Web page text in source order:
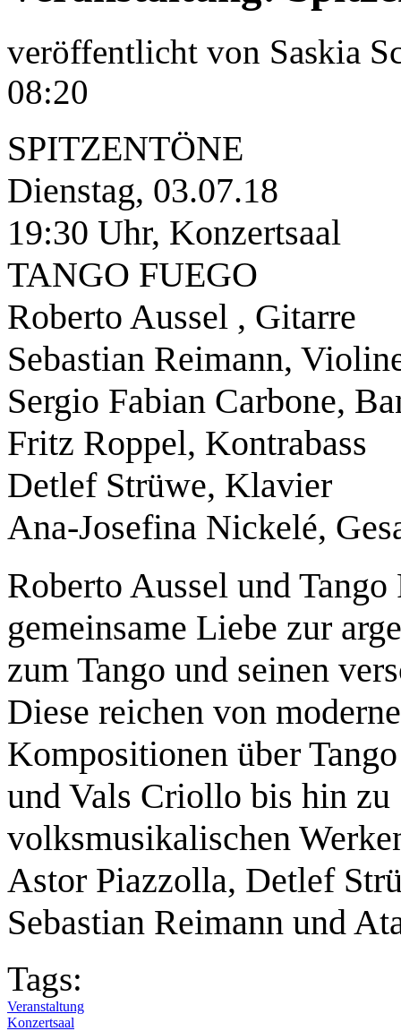
veröffentlicht von Saskia
08:20
SPITZENTÖNE
Dienstag, 03.07.18
19:30 Uhr, Konzertsaal
TANGO FUEGO
Roberto Aussel , Gitarre
Sebastian Reimann,
Sergio Fabian Carbone,
Fritz Roppel, Kontrabass
Detlef Strüwe, Klavier
Ana-Josefina Nickelé,
Roberto Aussel und
gemeinsame Liebe zur
zum Tango und seinen
Diese reichen von
Kompositionen über
und Vals Criollo bis hin zu
volksmusikalischen
Astor Piazzolla, Detlef
Sebastian Reimann und
Tags:
Veranstaltung
Konzertsaal